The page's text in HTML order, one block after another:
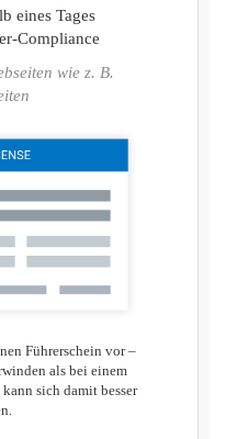
eines Tages
Compliance
wie z. B.
Führerschein vor –
als bei einem
sich damit besser